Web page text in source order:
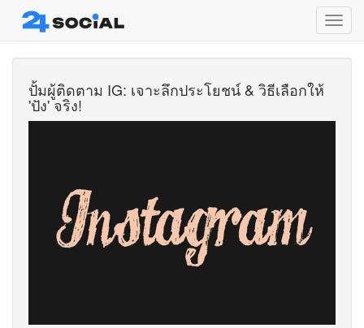
ปั้มผู้ติดตาม IG: เจาะลึกประโยชน์ & วิธีเลือกให้
'ปัง' จริง!